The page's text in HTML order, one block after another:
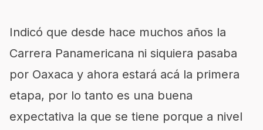
Indicó que desde hace muchos años la
Carrera Panamericana ni siquiera pasaba
por Oaxaca y ahora estará acá la primera
etapa, por lo tanto es una buena
expectativa la que se tiene porque a nivel